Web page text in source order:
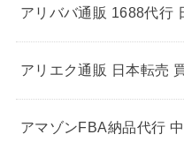
アリババ通販 1688代行
アリエク通販 日本転売
アマゾンFBA納品代行